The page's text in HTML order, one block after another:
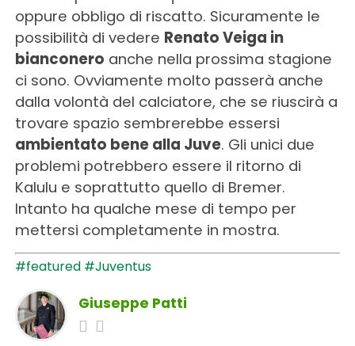
oppure obbligo di riscatto. Sicuramente le
possibilità di vedere Renato Veiga in
bianconero anche nella prossima stagione
ci sono. Ovviamente molto passerà anche
dalla volontà del calciatore, che se riuscirà a
trovare spazio sembrerebbe essersi
ambientato bene alla Juve. Gli unici due
problemi potrebbero essere il ritorno di
Kalulu e soprattutto quello di Bremer.
Intanto ha qualche mese di tempo per
mettersi completamente in mostra.
#featured #Juventus
Giuseppe Patti